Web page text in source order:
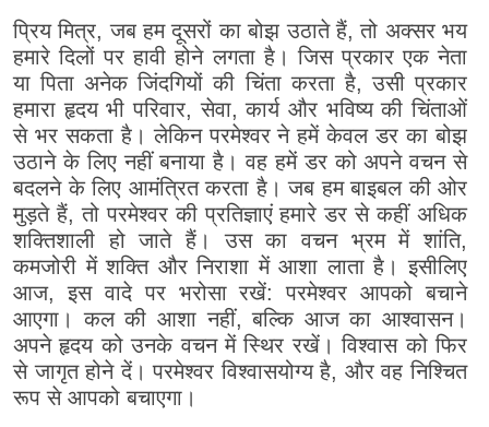
प्रिय मित्र, जब हम दूसरों का बोझ उठाते हैं, तो अक्सर भय
हमारे दिलों पर हावी होने लगता है। जिस प्रकार एक नेता
या पिता अनेक जिंदगियों की चिंता करता है, उसी प्रकार
हमारा हृदय भी परिवार, सेवा, कार्य और भविष्य की चिंताओं
से भर सकता है। लेकिन परमेश्वर ने हमें केवल डर का बोझ
उठाने के लिए नहीं बनाया है। वह हमें डर को अपने वचन से
बदलने के लिए आमंत्रित करता है। जब हम बाइबल की ओर
मुड़ते हैं, तो परमेश्वर की प्रतिज्ञाएं हमारे डर से कहीं अधिक
शक्तिशाली हो जाते हैं। उस का वचन भ्रम में शांति,
कमजोरी में शक्ति और निराशा में आशा लाता है। इसीलिए
आज, इस वादे पर भरोसा रखें: परमेश्वर आपको बचाने
आएगा। कल की आशा नहीं, बल्कि आज का आश्वासन।
अपने हृदय को उनके वचन में स्थिर रखें। विश्वास को फिर
से जागृत होने दें। परमेश्वर विश्वासयोग्य है, और वह निश्चित
रूप से आपको बचाएगा।